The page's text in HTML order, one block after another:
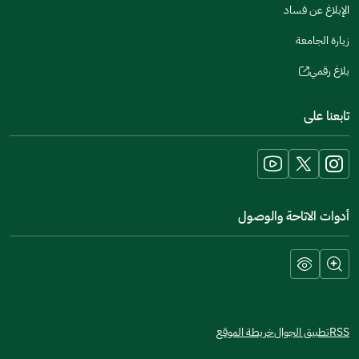
الإبلاغ عن فساد
زيارة الجامعة
بلاغ رقمي
(opens
new
window)
تابعنا على
أدوات الاتاحة والوصول
RSSتطبيق الجوالخريطة الموقع